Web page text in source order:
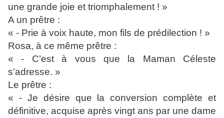
une grande joie et triomphalement ! »
A un prêtre :
« - Prie à voix haute, mon fils de prédilection ! »
Rosa, à ce même prêtre :
« - C’est à vous que la Maman Céleste
s’adresse. »
Le prêtre :
« - Je désire que la conversion complète et
définitive, acquise après vingt ans par une dame